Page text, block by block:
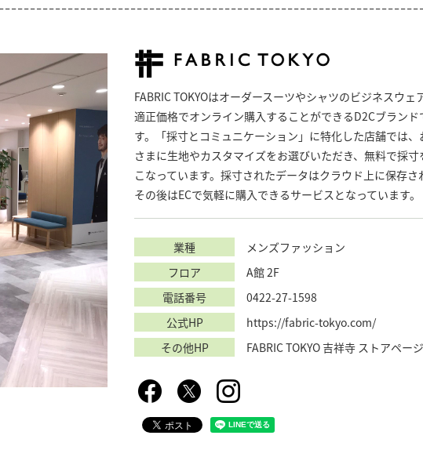
FABRIC TOKYOはオーダースーツやシャツのビジネスウェ
適正価格でオンライン購入することができるD2Cブランド
す。「採寸とコミュニケーション」に特化した店舗では、
さまに生地やカスタマイズをお選びいただき、無料で採寸
こなっています。採寸されたデータはクラウド上に保存さ
その後はECで気軽に購入できるサービスとなっています。
業種
メンズファッション
フロア
A館 2F
電話番号
0422-27-1598
公式HP
https://fabric-tokyo.com/
その他HP
FABRIC TOKYO 吉祥寺 ストアページ